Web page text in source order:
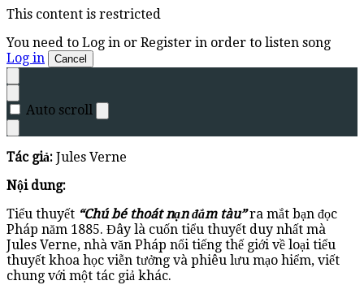
This content is restricted
You need to Log in or Register in order to listen song
Log in
Cancel
Auto scroll
Tác giả: Jules Verne
Nội dung:
Tiểu thuyết “Chú bé thoát nạn đắm tàu” ra mắt bạn đọc
Pháp năm 1885. Đây là cuốn tiểu thuyết duy nhất mà
Jules Verne, nhà văn Pháp nổi tiếng thế giới về loại tiểu
thuyết khoa học viễn tưởng và phiêu lưu mạo hiểm, viết
chung với một tác giả khác.